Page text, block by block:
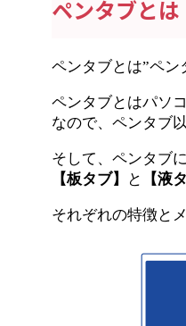
ペンタブとは
ペンタブとは”ペン
ペンタブとはパソ
なので、ペンタブ
そして、ペンタブ
【板タブ】
と 【液
それぞれの特徴と